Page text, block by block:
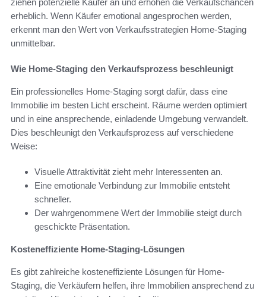
erheblich. Wenn Käufer emotional angesprochen werden,
erkennt man den Wert von Verkaufsstrategien Home-Staging
unmittelbar.
Wie Home-Staging den Verkaufsprozess beschleunigt
Ein professionelles Home-Staging sorgt dafür, dass eine
Immobilie im besten Licht erscheint. Räume werden optimiert
und in eine ansprechende, einladende Umgebung verwandelt.
Dies beschleunigt den Verkaufsprozess auf verschiedene
Weise:
Visuelle Attraktivität zieht mehr Interessenten an.
Eine emotionale Verbindung zur Immobilie entsteht
schneller.
Der wahrgenommene Wert der Immobilie steigt durch
geschickte Präsentation.
Kosteneffiziente Home-Staging-Lösungen
Es gibt zahlreiche kosteneffiziente Lösungen für Home-
Staging, die Verkäufern helfen, ihre Immobilien ansprechend zu